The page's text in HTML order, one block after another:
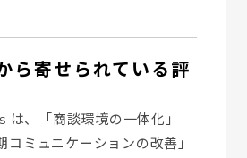
ら寄せられている評
、「商談環境の一体化」
コミュニケーションの改善」